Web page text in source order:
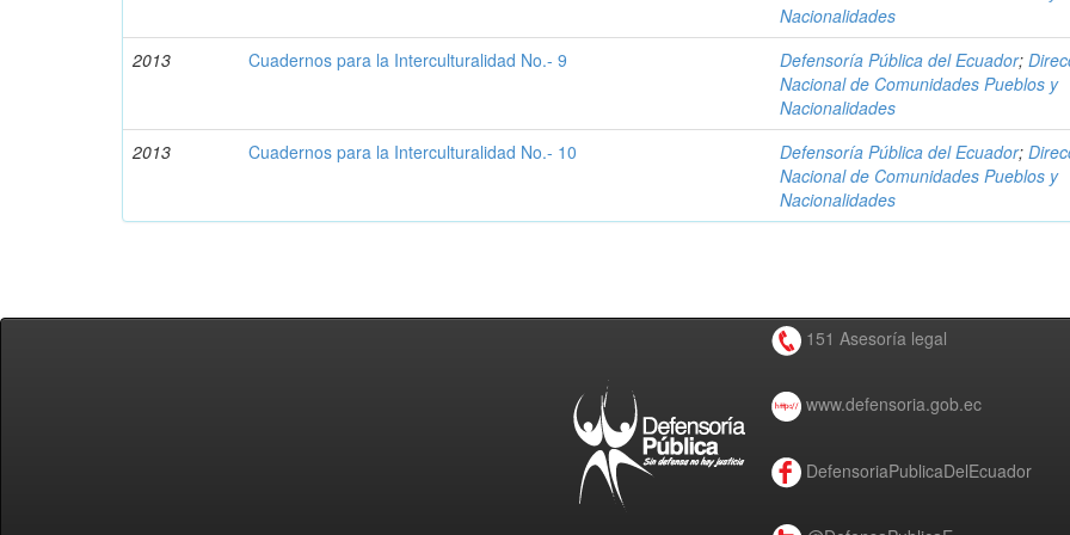
Nacionalidades
2013
Cuadernos para la Interculturalidad No.- 9 Defensoría Pública del Ecuador;
Nacional de Comunidades Pueblos y
Nacionalidades
2013
Cuadernos para la Interculturalidad No.- 10 Defensoría Pública del Ecuador;
Nacional de Comunidades Pueblos y
Nacionalidades
151 Asesoría legal
www.defensoria.gob.ec
DefensoriaPublicaDelEcuador